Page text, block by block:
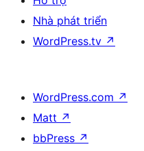
Nhà phát triển
WordPress.tv ↗
WordPress.com ↗
Matt ↗
bbPress ↗